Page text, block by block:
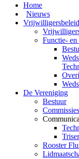
Home
Nieuws
Vrijwilligersbeleid
Functie- en
De Vereniging
Bestuur
Commissies
Rooster